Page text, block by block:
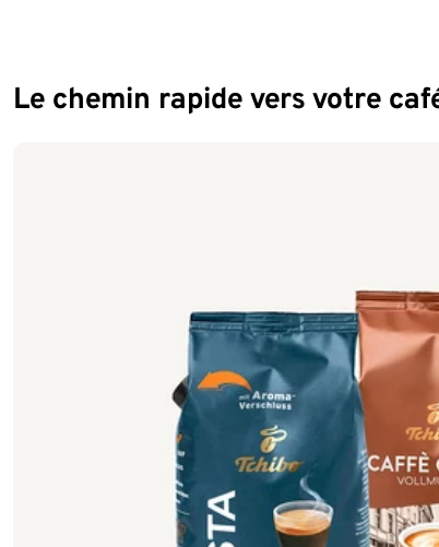
Le chemin rapide vers votre
Fin de la liste